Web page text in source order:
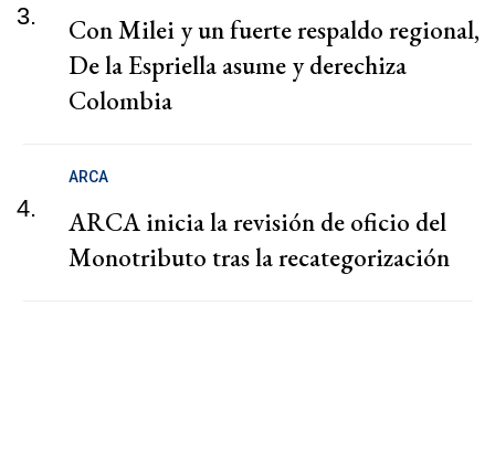
3.
Con Milei y un fuerte respaldo regional,
De la Espriella asume y derechiza
Colombia
4.
ARCA
ARCA inicia la revisión de oficio del
Monotributo tras la recategorización